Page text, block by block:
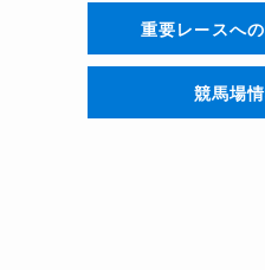
重要レースへ
競馬場